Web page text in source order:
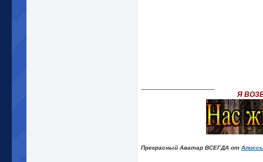
Я
Прекрасный Аватар ВСЕГДА от